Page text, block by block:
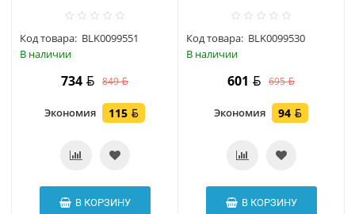
Код товара: BLK0099551
В наличии
734 849
Экономия 115
В КОРЗИНУ
Код товара: BLK0099530
В наличии
601 695
Экономия 94
В КОРЗИНУ